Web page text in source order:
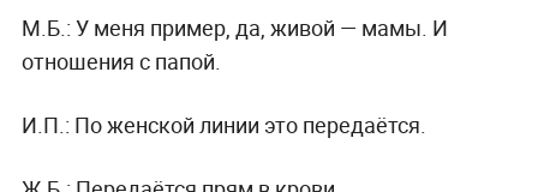
М.Б.: У меня пример, да, живой — мамы. И
отношения с папой.
И.П.: По женской линии это передаётся.